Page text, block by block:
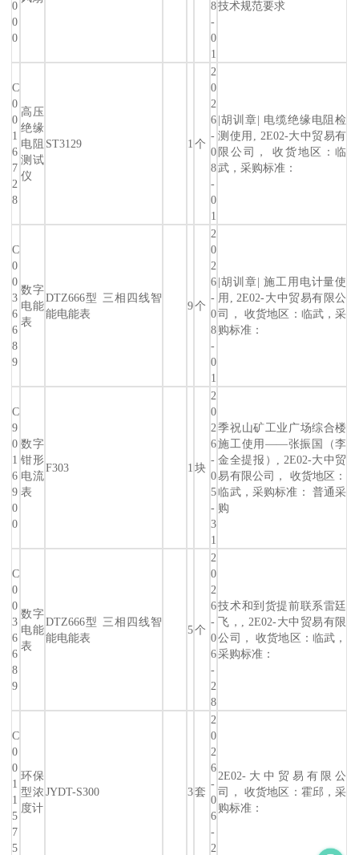
0
0
0
8
-
0
1
技术规范要求
C
0
0
1
6
7
2
8
高压
绝缘
电阻
测试
仪
ST3129 1 个
2
0
2
6
-
0
8
-
0
1
|胡训章| 电缆绝缘电阻检
测使用, 2E02-大中贸易有
限公司， 收货地区：临
武，采购标准：
C
0
0
3
6
6
8
9
数字
电能
表
DTZ666型 三相四线智
能电能表
9个
2
0
2
6
-
0
8
-
0
1
|胡训章| 施工用电计量使
用, 2E02-大中贸易有限公
司， 收货地区：临武，采
购标准：
C
9
0
1
6
9
0
0
数字
钳形
电流
表
F303 1 块
2
0
2
6
-
0
5
-
3
1
季祝山矿工业广场综合楼
施工使用——张振国（李
金全提报）, 2E02-大中贸
易有限公司， 收货地区：
临武，采购标准： 普通采
购
C
0
0
3
6
6
8
9
数字
电能
表
DTZ666型 三相四线智
能电能表
5个
2
0
2
6
-
0
6
-
2
8
技术和到货提前联系雷廷
飞，, 2E02-大中贸易有限
公司， 收货地区：临武，
采购标准：
C
0
0
1
1
5
7
5
环保
型浓
度计
JYDT-S300 3套
2
0
2
6
-
0
6
-
2
2E02-大中贸易有限公
司， 收货地区：霍邱，采
购标准：